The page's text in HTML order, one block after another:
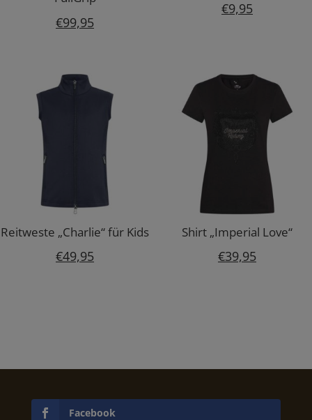
€99,95
€9,95
Reitweste „Charlie“ für Kids
€49,95
Shirt „Imperial Love“
€39,95
Facebook